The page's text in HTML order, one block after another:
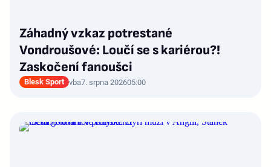
Záhadný vzkaz potrestané
Vondroušové: Loučí se s kariérou?!
Zaskočení fanoušci
Blesk Sport vba7. srpna 202605:00